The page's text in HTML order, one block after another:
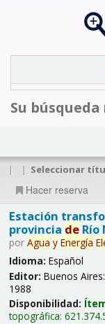
Su
| | Seleccionar
Hacer reserva
Estación
provincia deRío
por Agua y Energía
Idioma: Español
Editor: Buenos Aires:
1988
Disponibilidad:
topográfica: